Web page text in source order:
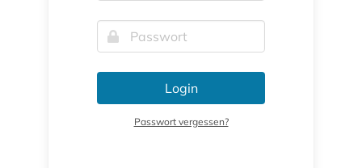
Login
Passwort vergessen?